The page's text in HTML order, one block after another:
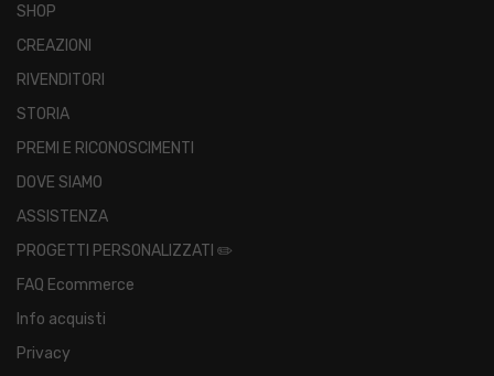
SHOP
CREAZIONI
RIVENDITORI
STORIA
PREMI E RICONOSCIMENTI
DOVE SIAMO
ASSISTENZA
PROGETTI PERSONALIZZATI ✏️
FAQ Ecommerce
Info acquisti
Privacy